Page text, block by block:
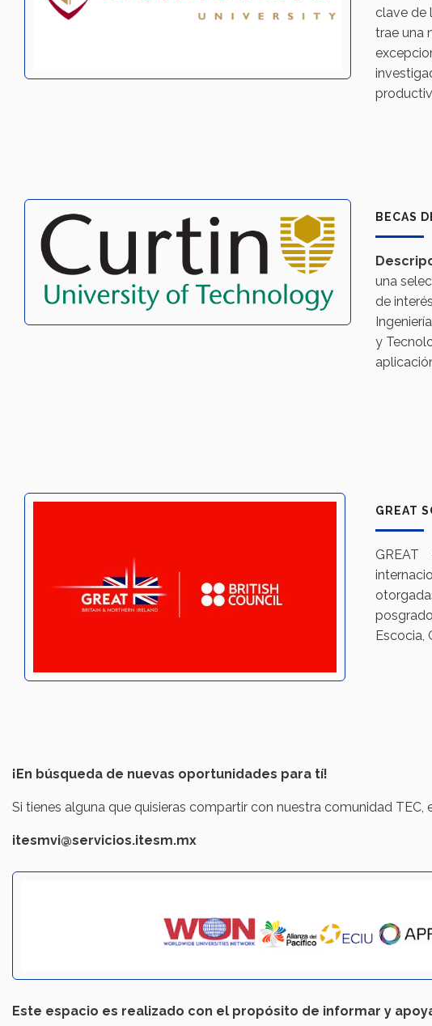
clave de
trae una
BECAS
una
de
y
GREAT
Escocia,
¡En búsqueda de nuevas oportunidades para tí!
Si tienes alguna que quisieras compartir con nuestra comunidad TEC,
itesmvi@servicios.itesm.mx
Este espacio es realizado con el propósito de informar y